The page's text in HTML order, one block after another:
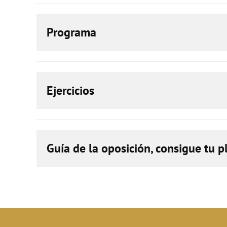
Programa
Ejercicios
Guía de la oposición, consigue tu